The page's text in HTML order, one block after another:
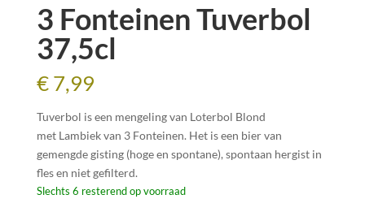
3 Fonteinen Tuverbol
37,5cl
€7,99
Tuverbol is een mengeling van Loterbol Blond
met Lambiek van 3 Fonteinen. Het is een bier van
gemengde gisting (hoge en spontane), spontaan hergist in
fles en niet gefilterd.
Slechts 6 resterend op voorraad